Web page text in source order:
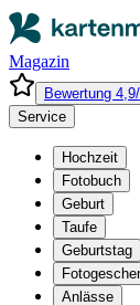
Magazin
Bewertung
Service
Hochzeit
Fotobuch
Geburt
Taufe
Geburtstag
Anlässe